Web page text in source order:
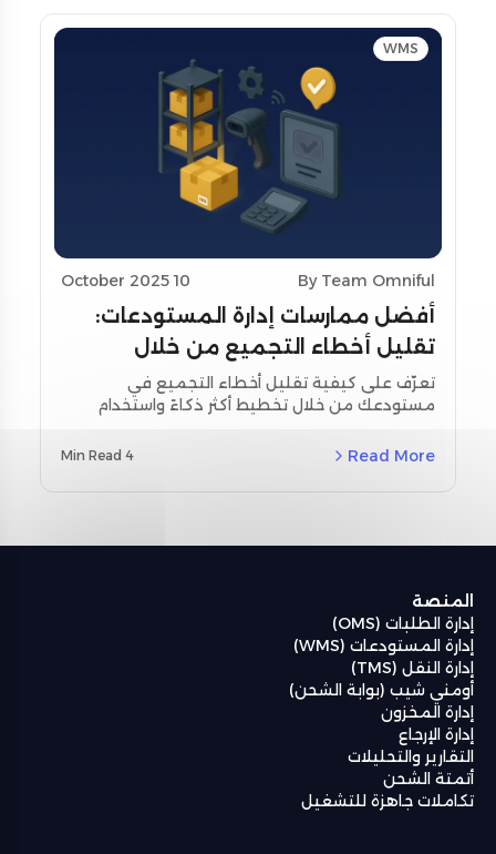
WMS
By Team Omniful
10 October 2025
أفضل ممارسات إدارة المستودعات:
تقليل أخطاء التجميع من خلال
تحسين التخطيط واستخدام أدوات
المسح
تعرّف على كيفية تقليل أخطاء التجميع في
مستودعك من خلال تخطيط أكثر ذكاءً واستخدام
مخصصة لمنطقة الشرق الأوسط وشمال أفريقيا
المستودعات من أومنيفل (Omniful WMS).
Read More
4 Min Read
المنصة
إدارة الطلبات (OMS)
إدارة المستودعات (WMS)
إدارة النقل (TMS)
أومني شيب (بوابة الشحن)
إدارة المخزون
إدارة الإرجاع
التقارير والتحليلات
أتمتة الشحن
تكاملات جاهزة للتشغيل